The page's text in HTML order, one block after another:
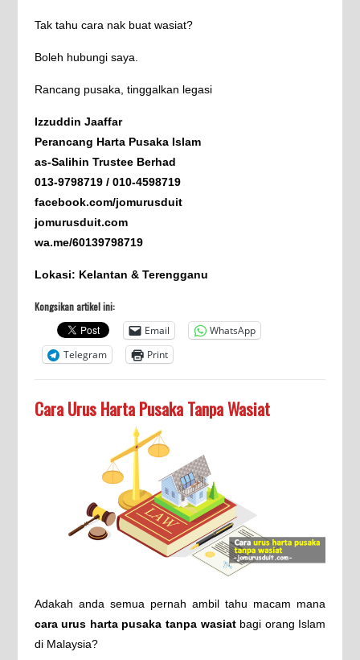
Tak tahu cara nak buat wasiat?
Boleh hubungi saya.
Rancang pusaka, tinggalkan legasi
Izzuddin Jaaffar
Perancang Harta Pusaka Islam
as-Salihin Trustee Berhad
013-9798719 / 010-4598719
facebook.com/jomurusduit
jomurusduit.com
wa.me/60139798719
Lokasi: Kelantan & Terengganu
Kongsikan artikel ini:
Email
WhatsApp
Telegram
Print
Cara Urus Harta Pusaka Tanpa Wasiat
Adakah anda semua pernah ambil tahu macam mana
cara urus harta pusaka tanpa wasiatbagi orang Islam
di Malaysia?